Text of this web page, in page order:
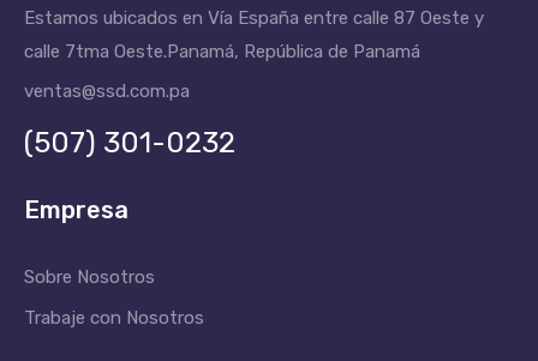
Estamos ubicados en Vía España entre calle 87 Oeste y
calle 7tma Oeste.Panamá, República de Panamá
ventas@ssd.com.pa
(507) 301-0232
Empresa
Sobre Nosotros
Trabaje con Nosotros